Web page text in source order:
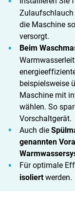
Zulaufschlauch
die Maschine
versorgt.
Beim
beispielsweise
Maschine mit
wählen. So
Vorschaltgerät.
Auch die
genannten
Für optimale
isoliertwerden.